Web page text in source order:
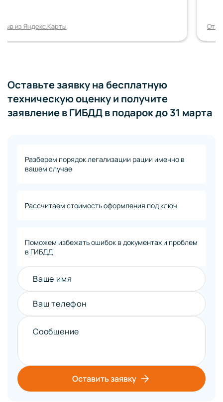
Отзыв из Яндекс.Карты
Оставьте заявку на бесплатную
техническую оценку и получите
заявление в ГИБДД в подарок до 31 марта
Разберем порядок легализации рации именно в
вашем случае
Рассчитаем стоимость оформления под ключ
Поможем избежать ошибок в документах и проблем
в ГИБДД
Ваше имя
Ваш телефон
Сообщение
Оставить заявку